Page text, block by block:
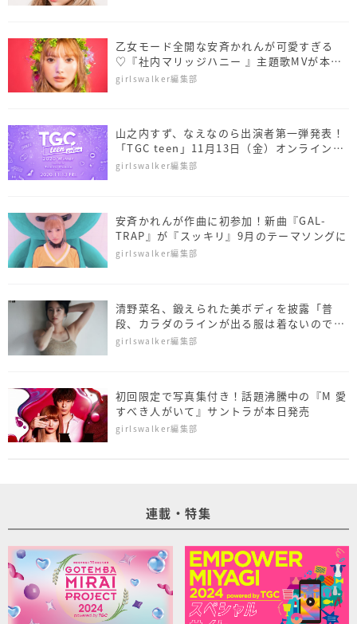
乙女モード全開な安斉かれんが可愛すぎる
♡『社内マリッジハニー 』主題歌MVが本日
公開
girlswalker編集部
山之内すず、なえなのら出演者第一弾発表！
「TGC teen」11月13日（金）オンライン開
催決定！
girlswalker編集部
安斉かれんが作曲に初参加！新曲『GAL-
TRAP』が『スッキリ』9月のテーマソングに
girlswalker編集部
清野菜名、鍛えられた美ボディを披露「普
段、カラダのラインが出る服は着ないので照
れました」
girlswalker編集部
初回限定で写真集付き！話題沸騰中の『M 愛
すべき人がいて』サントラが本日発売
girlswalker編集部
連載・特集